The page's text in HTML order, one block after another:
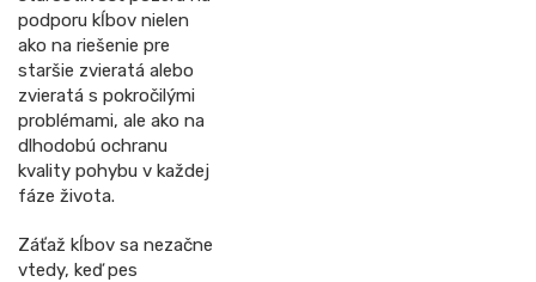
podporu kĺbov nielen
ako na riešenie pre
staršie zvieratá alebo
zvieratá s pokročilými
problémami, ale ako na
dlhodobú ochranu
kvality pohybu v každej
fáze života.
Záťaž kĺbov sa nezačne
vtedy, keď pes